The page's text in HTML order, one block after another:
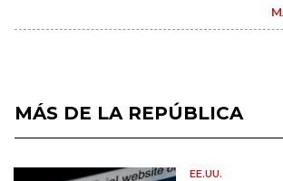
MÁS DE LA REPÚBLICA
EE.UU.